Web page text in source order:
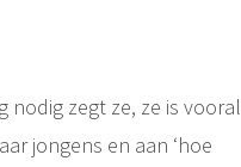
nodig zegt ze, ze is vooral
jongens en aan ‘hoe